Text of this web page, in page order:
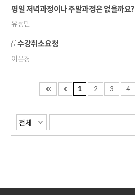
평일 저녁과정이나 주말과정은 없을까요?
유성민
수강취소요청
이은경
1 2 3 4